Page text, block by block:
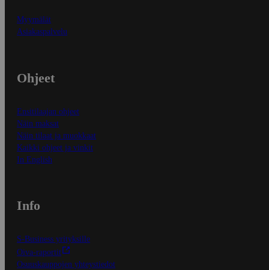
Myymälät
Asiakaspalvelu
Ohjeet
Ensitilaajan ohjeet
Näin maksat
Näin tilaat ja muokkaat
Kaikki ohjeet ja vinkit
In English
Info
S-Business yrityksille
Oiva-raportit
Osuuskauppojen yhteystiedot